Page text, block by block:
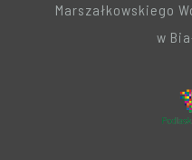
Marszałkowskiego
w